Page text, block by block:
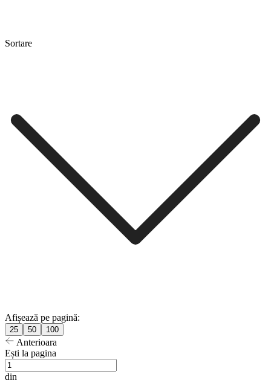
Sortare
Afișează pe pagină:
25 50 100
Anterioara
Ești la pagina
din